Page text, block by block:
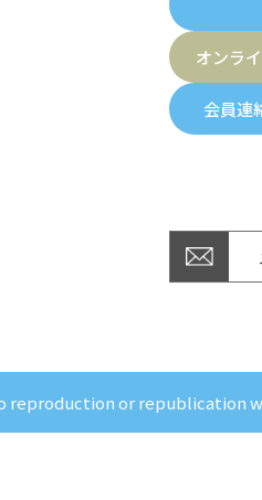
オンラ
会員連
reproduction or republication